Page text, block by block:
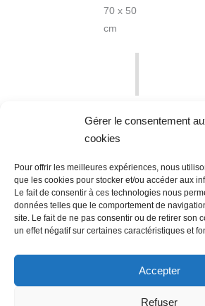
Gérer le consentement
cookies
Pour offrir les meilleures expériences, nous
que les cookies pour stocker et/ou accéder aux
Le fait de consentir à ces technologies nous
données telles que le comportement de
site. Le fait de ne pas consentir ou de retirer son
un effet négatif sur certaines caractéristiques et
Accepter
Refuser
70 x 50
cm
Nous contacter
Conditions
Politique de confidentialité
Mentions